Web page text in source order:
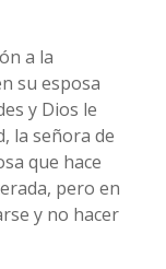
a la
su esposa
y Dios le
la señora de
que hace
pero en
y no hacer